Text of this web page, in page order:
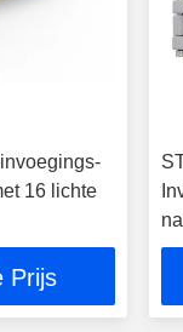
16 lichte
Prijs